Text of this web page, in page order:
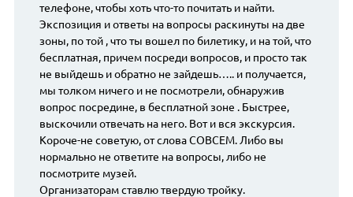
телефоне, чтобы хоть что-то почитать и найти.
Экспозиция и ответы на вопросы раскинуты на две
зоны, по той , что ты вошел по билетику, и на той, что
бесплатная, причем посреди вопросов, и просто так
не выйдешь и обратно не зайдешь….. и получается,
мы толком ничего и не посмотрели, обнаружив
вопрос посредине, в бесплатной зоне . Быстрее,
выскочили отвечать на него. Вот и вся экскурсия.
Короче-не советую, от слова СОВСЕМ. Либо вы
нормально не ответите на вопросы, либо не
посмотрите музей.
Организаторам ставлю твердую тройку.